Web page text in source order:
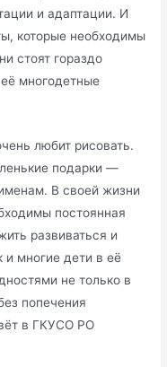
и адаптации. И
которые необходимы
стоят гораздо
многодетные
любит рисовать.
подарки —
В своей жизни
постоянная
развиваться и
и многие дети в её
не только в
попечения
в ГКУСО РО